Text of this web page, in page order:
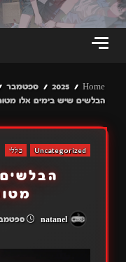
Home
2025 ספטמבר
הבלשים שיש בימים אלו
Uncategorized כללי
ספטמבר 6,